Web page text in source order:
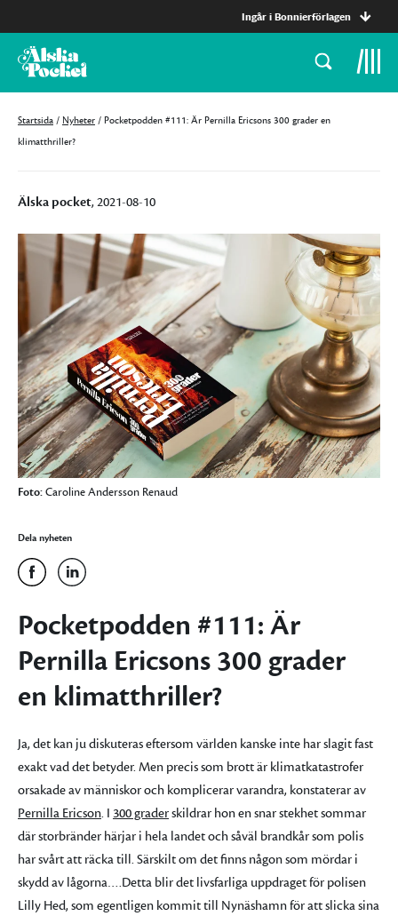
Ingår i Bonnierförlagen
Startsida / Nyheter / Pocketpodden #111: Är Pernilla Ericsons 300 grader en
klimatthriller?
Älska pocket, 2021-08-10
Foto:Caroline Andersson Renaud
Dela nyheten
Pocketpodden #111: Är
Pernilla Ericsons 300 grader
en klimatthriller?
Ja, det kan ju diskuteras eftersom världen kanske inte har slagit fast
exakt vad det betyder. Men precis som brott är klimatkatastrofer
orsakade av människor och komplicerar varandra, konstaterar av
Pernilla Ericson. I 300 graderskildrar hon en snar stekhet sommar
där storbränder härjar i hela landet och såväl brandkår som polis
har svårt att räcka till. Särskilt om det finns någon som mördar i
skydd av lågorna….Detta blir det livsfarliga uppdraget för polisen
Lilly Hed, som egentligen kommit till Nynäshamn för att slicka sina